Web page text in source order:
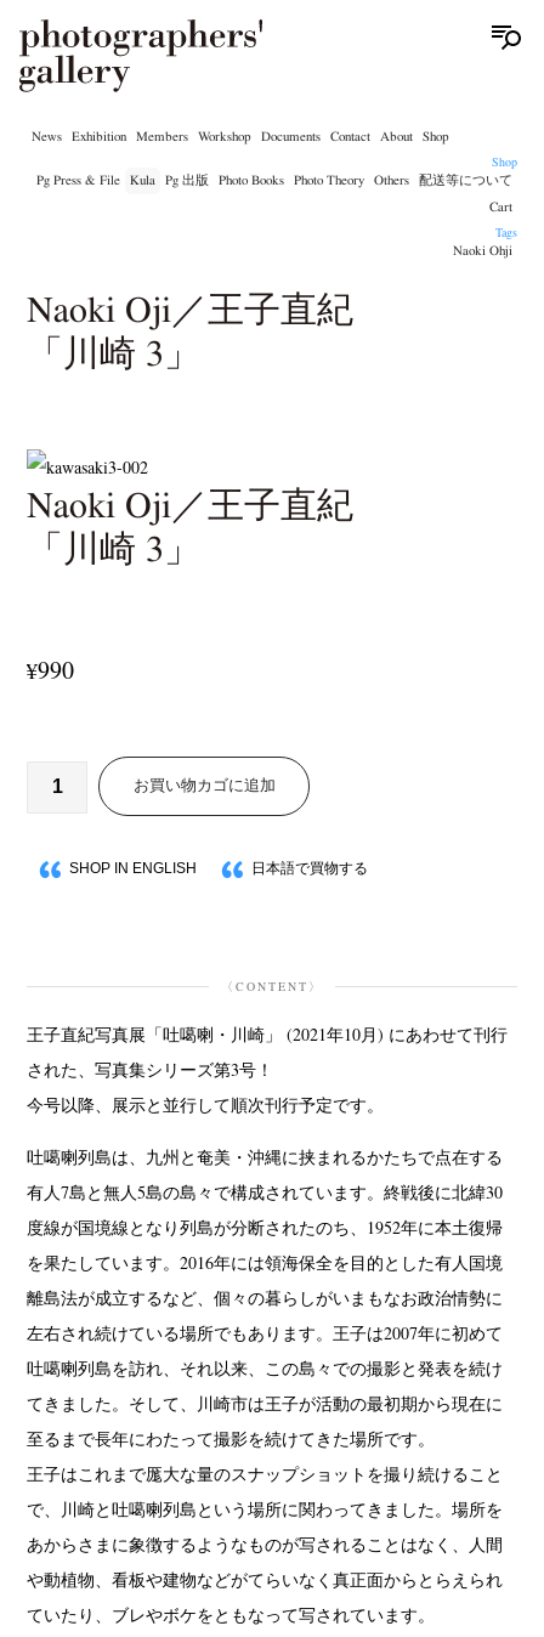
News Exhibition Members Workshop Documents Contact About Shop
Shop
Pg Press & File Kula Pg 出版 Photo Books Photo Theory Others
配送等について
Cart
Tags
Naoki Ohji
Naoki Oji／王子直紀
「川崎 3」
Naoki Oji／王子直紀
「川崎 3」
¥990
お買い物カゴに追加
SHOP IN ENGLISH 日本語で買物する
〈CONTENT〉
王子直紀写真展「吐噶喇・川崎」 (2021年10月) にあわせて刊行
された、写真集シリーズ第3号！
今号以降、展示と並行して順次刊行予定です。
吐噶喇列島は、九州と奄美・沖縄に挟まれるかたちで点在する
有人7島と無人5島の島々で構成されています。終戦後に北緯30
度線が国境線となり列島が分断されたのち、1952年に本土復帰
を果たしています。2016年には領海保全を目的とした有人国境
離島法が成立するなど、個々の暮らしがいまもなお政治情勢に
左右され続けている場所でもあります。王子は2007年に初めて
吐噶喇列島を訪れ、それ以来、この島々での撮影と発表を続け
てきました。そして、川崎市は王子が活動の最初期から現在に
至るまで長年にわたって撮影を続けてきた場所です。
王子はこれまで厖大な量のスナップショットを撮り続けること
で、川崎と吐噶喇列島という場所に関わってきました。場所を
あからさまに象徴するようなものが写されることはなく、人間
や動植物、看板や建物などがてらいなく真正面からとらえられ
ていたり、ブレやボケをともなって写されています。